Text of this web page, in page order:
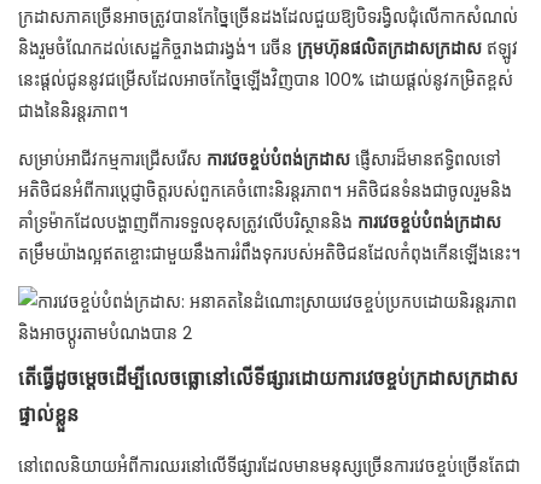
ក្រដាសភាគច្រើនអាចត្រូវបានកែច្នៃច្រើនដងដែលជួយឱ្យបិទរង្វិលជុំលើកាកសំណល់
និងរួមចំណែកដល់សេដ្ឋកិច្ចរាងជារង្វង់។ រេចីន ក្រុមហ៊ុនផលិតក្រដាសក្រដាស ឥឡូវ
នេះផ្តល់ជូននូវជម្រើសដែលអាចកែច្នៃឡើងវិញបាន 100% ដោយផ្តល់នូវកម្រិតខ្ពស់
ជាងនៃនិរន្តរភាព។
សម្រាប់អាជីវកម្មការជ្រើសរើស ការវេចខ្ចប់បំពង់ក្រដាស ផ្ញើសារដ៏មានឥទ្ធិពលទៅ
អតិថិជនអំពីការប្តេជ្ញាចិត្តរបស់ពួកគេចំពោះនិរន្តរភាព។ អតិថិជនទំនងជាចូលរួមនិង
គាំទ្រម៉ាកដែលបង្ហាញពីការទទួលខុសត្រូវលើបរិស្ថាននិង ការវេចខ្ចប់បំពង់ក្រដាស
តម្រឹមយ៉ាងល្អឥតខ្ចោះជាមួយនឹងការរំពឹងទុករបស់អតិថិជនដែលកំពុងកើនឡើងនេះ។
តើធ្វើដូចម្តេចដើម្បីលេចធ្លោនៅលើទីផ្សារដោយការវេចខ្ចប់ក្រដាសក្រដាស
ផ្ទាល់ខ្លួន
នៅពេលនិយាយអំពីការឈរនៅលើទីផ្សារដែលមានមនុស្សច្រើនការវេចខ្ចប់ច្រើនតែជា